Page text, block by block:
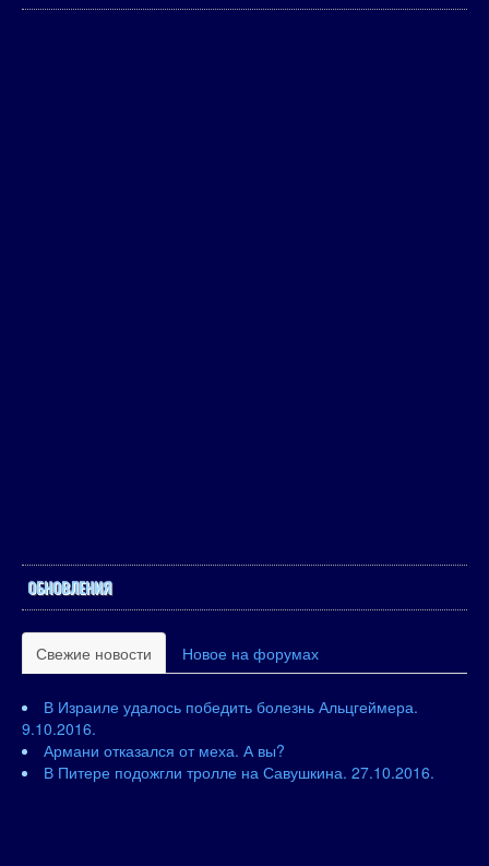
ОБНОВЛЕНИЯ
Свежие новости Новое на форумах
В Израиле удалось победить болезнь Альцгеймера.
9.10.2016.
Армани отказался от меха. А вы?
В Питере подожгли тролле на Савушкина. 27.10.2016.